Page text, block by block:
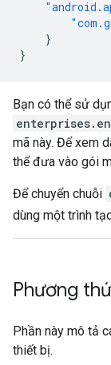
}
}
Bạn có thể sử
mã này. Để xem
thể đưa vào gói
Để chuyển chuỗi
dùng một trình
Phương
Phần này mô tả
thiết bị.